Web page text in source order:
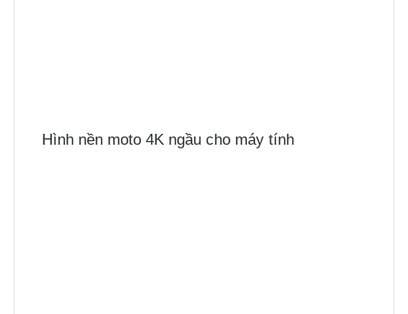
Hình nền moto 4K ngầu cho máy tính